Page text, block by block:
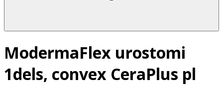
ModermaFlex urostomi
1dels, convex CeraPlus pl